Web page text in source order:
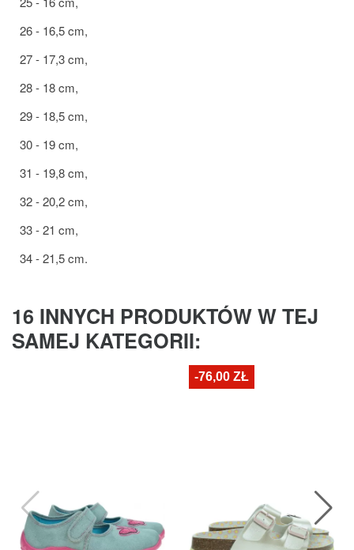
26 - 16,5 cm,
27 - 17,3 cm,
28 - 18 cm,
29 - 18,5 cm,
30 - 19 cm,
31 - 19,8 cm,
32 - 20,2 cm,
33 - 21 cm,
34 - 21,5 cm.
16 INNYCH PRODUKTÓW W TEJ
SAMEJ KATEGORII:
-76,00 ZŁ